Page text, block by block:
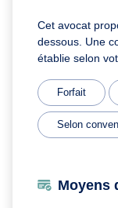
Cet avocat
dessous. Une
établie selon
Forfait
Selon
Moyens